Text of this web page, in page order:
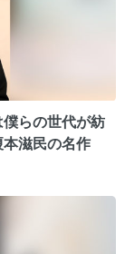
らの世代が紡
滋民の名作